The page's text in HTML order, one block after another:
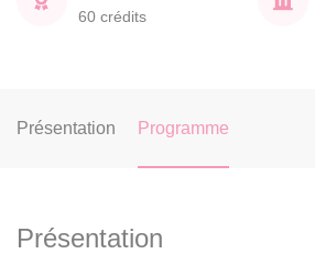
60 crédits
Présentation Programme
Présentation